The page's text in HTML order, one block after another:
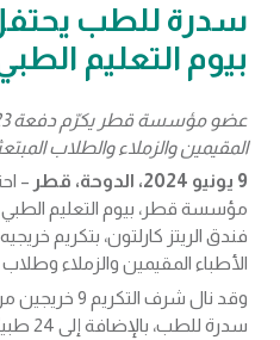
سدرة للطب يحتفل
بيوم التعليم
المقيمين والزملاء والطلاب
9 يونيو 2024، الدوحة، قطر
–
الأطباء المقيمين والزملاء
وقد نال شرف